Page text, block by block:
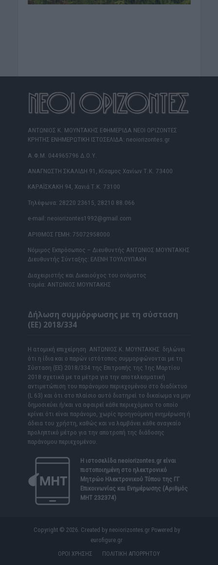
ΑΝΤΩΝΙΟΣ Κ. ΜΟΥΝΤΑΚΗΣ ΕΦΗΜΕΡΙΔΑ ΝΕΟΙ ΟΡΙΖΟΝΤΕΣ
ΚΡΗΤΗΣ ΕΝΗΜΕΡΩΤΙΚΗ ΙΣΤΟΣΕΛΙΔΑ: neoiorizontes.gr
Α.Φ.Μ. 044965796 Δ.Ο.Υ.
ΑΝΑΓΝΩΣΤΗ ΣΚΑΛΙΔΗ 91, Κίσαμος Χανίων Τ.Κ. 73400
ΚΑΡΑΪΣΚΑΚΗ 94, Χανιά Τ.Κ. 73100
Τηλέφωνα: 28220 23615, 28210 88.066
e-mail: neoiorizontes1992@gmail.com
ΑΡΙΘΜΟΣ ΓΕΜΗ: 75072958000
Νόμιμος Εκπρόσωπος – Διευθυντής ΑΝΤΩΝΙΟΣ ΜΟΥΝΤΑΚΗΣ
Διευθυντής Σύνταξης: ΕΛΕΝΗ ΤΟΥΛΟΥΠΑΚΗ
Διαχειριστής και Δικαιούχος του ονόματος
τομέα: ΑΝΤΩΝΙΟΣ ΜΟΥΝΤΑΚΗΣ
Δήλωση συμμόρφωσης με τη σύσταση
(ΕΕ) 2018/334
Η ατομική επιχείρηση ΑΝΤΩΝΙΟΣ Κ. ΜΟΥΝΤΑΚΗΣ δηλώνει
ότι η ίδια και ο παρών ιστότοπος συμμορφώνονται με τη
Σύσταση (ΕΕ) 2018/334 της Επιτροπής της 1ης Μαρτίου
2018 σχετικά με τα μέτρα για την αποτελεσματική
αντιμετώπιση του παράνομου περιεχομένου στο διαδίκτυο
(L 63) και ότι στο πλαίσιο αυτό διατηρεί το δικαίωμα να μην
δημοσιεύει ή/και να αφαιρεί κάθε περιεχόμενο το οποίο
κρίνει ότι είναι παράνομο, χωρίς προηγούμενη ενημέρωση ή
άδεια του χρήστη, καθώς και να λαμβάνει κάθε αναγκαίο
προληπτικό μέτρο για την αποτροπή της διάδοσης
παράνομου περιεχομένου.
Η ιστοσελίδα neoiorizontes.grείναι
πιστοποιημένη στο ηλεκτρονικό
Μητρώο Ηλεκτρονικού Τύπου της ΓΓ
Επικοινωνίας και Ενημέρωσης (Αριθμός
ΜΗΤ 232374)
Copyright © 2026. Created by neoiorizontes.gr Powered by
eurofigure.gr
ΟΡΟΙ ΧΡΗΣΗΣ
ΠΟΛΙΤΙΚΗ ΑΠΟΡΡΗΤΟΥ